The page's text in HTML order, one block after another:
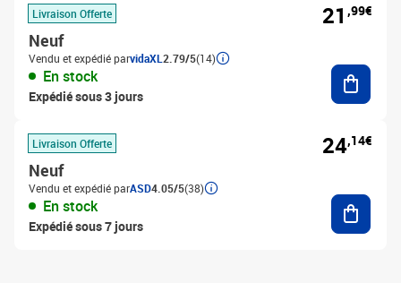
Livraison Offerte
Neuf
Vendu et expédié parvidaXL 2.79/5(14)
En stock
Expédié sous 3 jours
21 ,99€
Livraison Offerte
Neuf
Vendu et expédié parASD4.05/5(38)
En stock
Expédié sous 7 jours
24,14€